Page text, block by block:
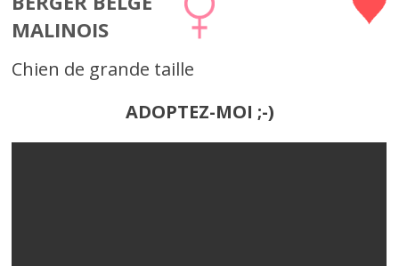
MALINOIS
Chien de grande taille
ADOPTEZ-MOI ;-)